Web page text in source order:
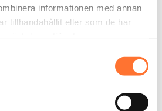
informationen med annan
tillhandahållit eller som de har
utanför centrala Göteborg – en
för familj och vänner som vill